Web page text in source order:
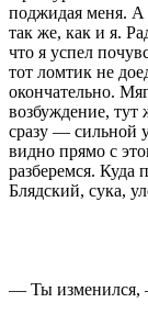
поджидая меня. А
так же, как и я.
что я успел
тот ломтик не
окончательно.
возбуждение, тут
сразу — сильной
видно прямо с
разберемся. Куда
Блядский, сука,
— Ты изменился,